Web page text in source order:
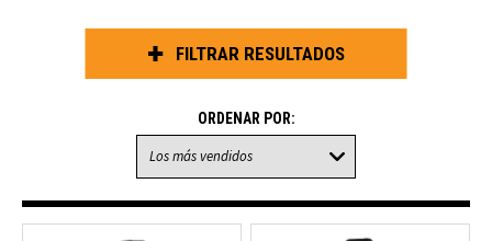
FILTRAR RESULTADOS
ORDENAR POR: